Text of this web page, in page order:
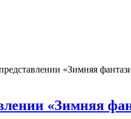
«Зимняя
«Зимняя